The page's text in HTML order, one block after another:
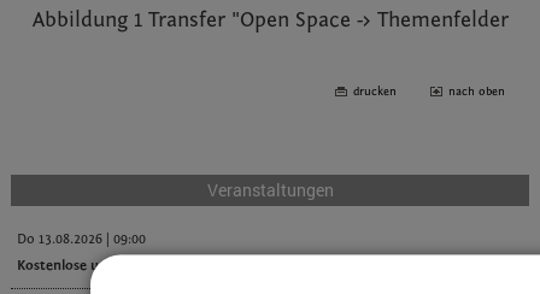
Veranstaltungen
Do 13.08.2026 | 09:00
Kostenlose und individuelle DigiFIT-Beratung im Kulturhof H7
Abbildung 1 Transfer "Open Space -> Themenfelder
drucken nach oben